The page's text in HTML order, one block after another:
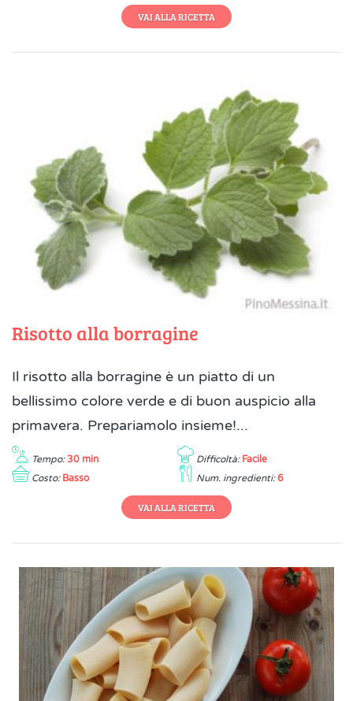
VAI ALLA RICETTA
Risotto alla borragine
Il risotto alla borragine è un piatto di un
bellissimo colore verde e di buon auspicio alla
primavera. Prepariamolo insieme!...
Tempo: 30 min Difficoltà: Facile
Costo: Basso Num. ingredienti: 6
VAI ALLA RICETTA